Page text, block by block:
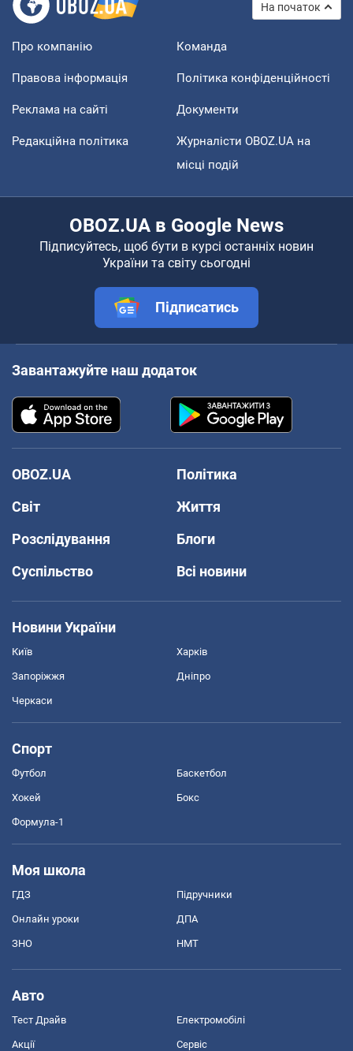
На початок
Про компанію Команда
Правова інформація Політика конфіденційності
Реклама на сайті Документи
Редакційна політика
Журналісти OBOZ.UA на
місці подій
OBOZ.UA в Google News
Підписуйтесь, щоб бути в курсі останніх новин
України та світу сьогодні
Підписатись
Завантажуйте наш додаток
OBOZ.UA
Політика
Світ
Життя
Розслідування
Блоги
Суспільство
Всі новини
Новини України
Київ Харків
Запоріжжя Дніпро
Черкаси
Спорт
Футбол Баскетбол
Хокей Бокс
Формула-1
Моя школа
ГДЗ Підручники
Онлайн уроки ДПА
ЗНО НМТ
Авто
Тест Драйв Електромобілі
Акції Сервіс